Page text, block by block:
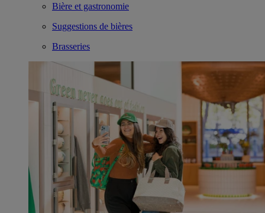
Bière et gastronomie
Suggestions de bières
Brasseries